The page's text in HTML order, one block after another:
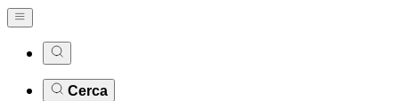
Cerca